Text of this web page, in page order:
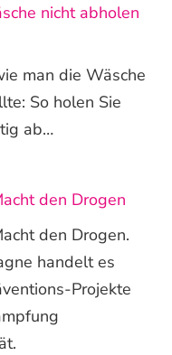
nicht abholen
man die Wäsche
So holen Sie
ab…
den Drogen
den Drogen.
handelt es
Projekte